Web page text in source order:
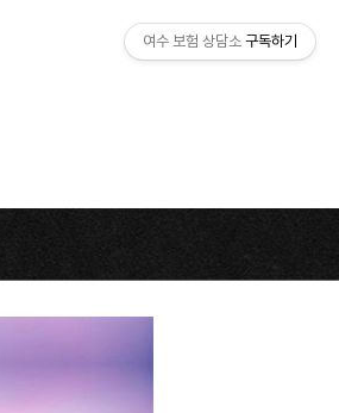
여수 보험 상담소 구독하기